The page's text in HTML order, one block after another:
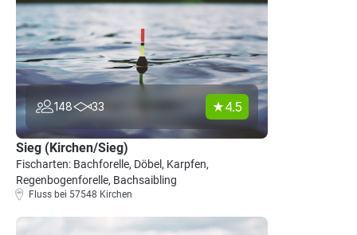
148 33 4.5
Sieg (Kirchen/Sieg)
Fischarten: Bachforelle, Döbel, Karpfen,
Regenbogenforelle, Bachsaibling
Fluss bei 57548 Kirchen